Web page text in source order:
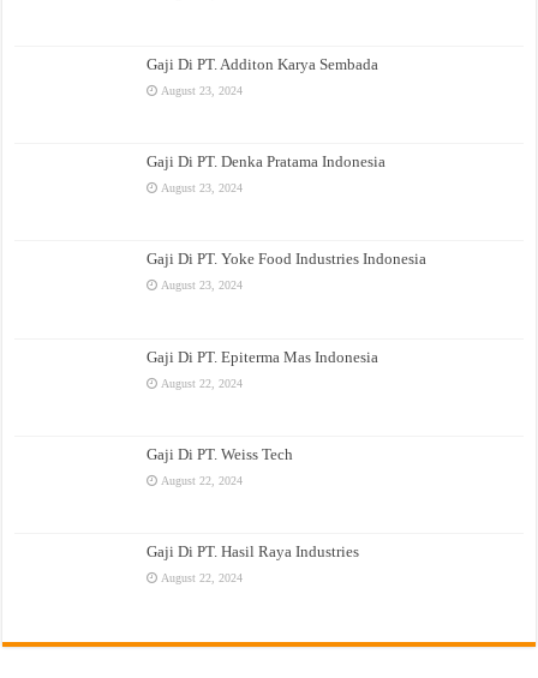
Gaji Di PT. Additon Karya Sembada
August 23, 2024
Gaji Di PT. Denka Pratama Indonesia
August 23, 2024
Gaji Di PT. Yoke Food Industries Indonesia
August 23, 2024
Gaji Di PT. Epiterma Mas Indonesia
August 22, 2024
Gaji Di PT. Weiss Tech
August 22, 2024
Gaji Di PT. Hasil Raya Industries
August 22, 2024